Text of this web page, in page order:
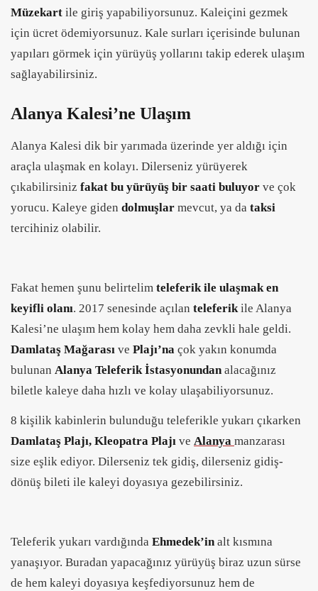
Müzekart ile giriş yapabiliyorsunuz. Kaleiçini gezmek
için ücret ödemiyorsunuz. Kale surları içerisinde bulunan
yapıları görmek için yürüyüş yollarını takip ederek ulaşım
sağlayabilirsiniz.
Alanya Kalesi’ne Ulaşım
Alanya Kalesi dik bir yarımada üzerinde yer aldığı için
araçla ulaşmak en kolayı. Dilerseniz yürüyerek
çıkabilirsiniz fakat bu yürüyüş bir saati buluyor ve çok
yorucu. Kaleye giden dolmuşlar mevcut, ya da taksi
tercihiniz olabilir.
Fakat hemen şunu belirtelim teleferik ile ulaşmak en
keyifli olanı. 2017 senesinde açılan teleferikile Alanya
Kalesi’ne ulaşım hem kolay hem daha zevkli hale geldi.
Damlataş Mağarası ve Plajı’na çok yakın konumda
bulunan Alanya Teleferik İstasyonundanalacağınız
biletle kaleye daha hızlı ve kolay ulaşabiliyorsunuz.
8 kişilik kabinlerin bulunduğu teleferikle yukarı çıkarken
Damlataş Plajı, Kleopatra Plajı ve Alanya manzarası
size eşlik ediyor. Dilerseniz tek gidiş, dilerseniz gidiş-
dönüş bileti ile kaleyi doyasıya gezebilirsiniz.
Teleferik yukarı vardığında Ehmedek’inalt kısmına
yanaşıyor. Buradan yapacağınız yürüyüş biraz uzun sürse
de hem kaleyi doyasıya keşfediyorsunuz hem de